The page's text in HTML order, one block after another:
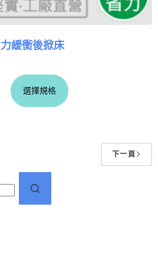
緩衝後掀床
選擇規格
下一頁